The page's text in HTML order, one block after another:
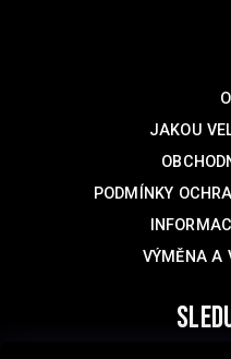
JAKOU
PODMÍNKY
VÝMĚNA A